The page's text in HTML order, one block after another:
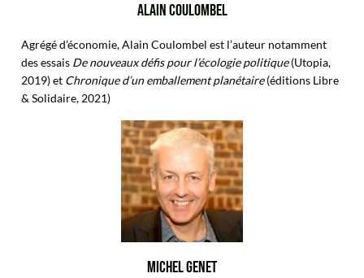
ALAIN COULOMBEL
Agrégé d’économie, Alain Coulombel est l’auteur notamment
des essais De nouveaux défis pour l’écologie politique(Utopia,
2019) et Chronique d’un emballement planétaire(éditions Libre
& Solidaire, 2021)
MICHEL GENET